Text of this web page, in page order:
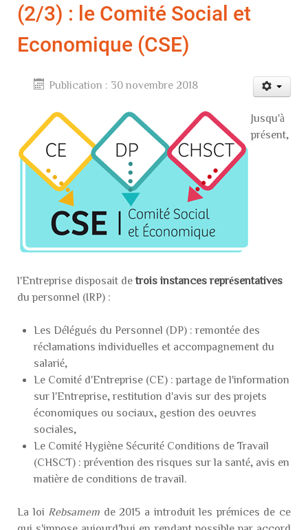
(2/3) : le Comité Social et
Economique (CSE)
Publication : 30 novembre 2018
Jusqu'à
présent,
l'Entreprise disposait de trois instances représentatives
du personnel (IRP) :
Les Délégués du Personnel (DP) : remontée des
réclamations individuelles et accompagnement du
salarié,
Le Comité d'Entreprise (CE) : partage de l'information
sur l'Entreprise, restitution d'avis sur des projets
économiques ou sociaux, gestion des oeuvres
sociales,
Le Comité Hygiène Sécurité Conditions de Travail
(CHSCT) : prévention des risques sur la santé, avis en
matière de conditions de travail.
La loi Rebsamem de 2015 a introduit les prémices de ce